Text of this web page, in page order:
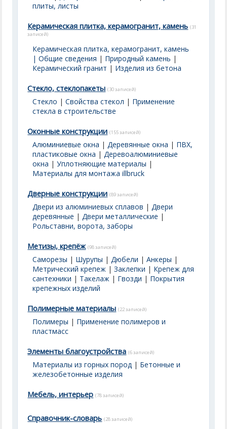
плиты, листы
Керамическая плитка, керамогранит, камень (31
записей)
Керамическая плитка, керамогранит, камень
| Общие сведения | Природный камень |
Керамический гранит | Изделия из бетона
Стекло, стеклопакеты (30 записей)
Стекло |Свойства стекол | Применение
стекла в строительстве
Оконные конструкции (155 записей)
Алюминиевые окна |Деревянные окна | ПВХ,
пластиковые окна |Деревоалюминиевые
окна |Уплотняющие материалы |
Материалы для монтажа illbruck
Дверные конструкции (89 записей)
Двери из алюминиевых сплавов |Двери
деревянные |Двери металлические |
Рольставни, ворота, заборы
Метизы, крепёж (98 записей)
Саморезы | Шурупы |Дюбели |Анкеры |
Метрический крепеж |Заклепки | Крепеж для
сантехники | Такелаж | Гвозди | Покрытия
крепежных изделий
Полимерные материалы (22 записей)
Полимеры | Применение полимеров и
пластмасс
Элементы благоустройства (6 записей)
Материалы из горных пород | Бетонные и
железобетонные изделия
Мебель, интерьер (78 записей)
Справочник-словарь (28 записей)